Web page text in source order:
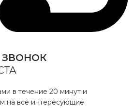
в течение 20 минут и
на все интересующие